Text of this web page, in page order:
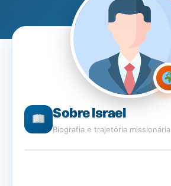
Sobre Israel
Biografia e trajetória missionária